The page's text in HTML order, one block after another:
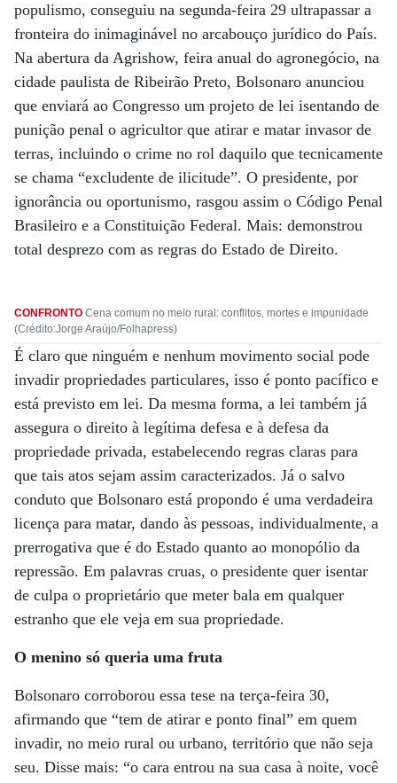
populismo, conseguiu na segunda-feira 29 ultrapassar a
fronteira do inimaginável no arcabouço jurídico do País.
Na abertura da Agrishow, feira anual do agronegócio, na
cidade paulista de Ribeirão Preto, Bolsonaro anunciou
que enviará ao Congresso um projeto de lei isentando de
punição penal o agricultor que atirar e matar invasor de
terras, incluindo o crime no rol daquilo que tecnicamente
se chama “excludente de ilicitude”. O presidente, por
ignorância ou oportunismo, rasgou assim o Código Penal
Brasileiro e a Constituição Federal. Mais: demonstrou
total desprezo com as regras do Estado de Direito.
CONFRONTO Cena comum no meio rural: conflitos, mortes e impunidade
(Crédito:Jorge Araújo/Folhapress)
É claro que ninguém e nenhum movimento social pode
invadir propriedades particulares, isso é ponto pacífico e
está previsto em lei. Da mesma forma, a lei também já
assegura o direito à legítima defesa e à defesa da
propriedade privada, estabelecendo regras claras para
que tais atos sejam assim caracterizados. Já o salvo
conduto que Bolsonaro está propondo é uma verdadeira
licença para matar, dando às pessoas, individualmente, a
prerrogativa que é do Estado quanto ao monopólio da
repressão. Em palavras cruas, o presidente quer isentar
de culpa o proprietário que meter bala em qualquer
estranho que ele veja em sua propriedade.
O menino só queria uma fruta
Bolsonaro corroborou essa tese na terça-feira 30,
afirmando que “tem de atirar e ponto final” em quem
invadir, no meio rural ou urbano, território que não seja
seu. Disse mais: “o cara entrou na sua casa à noite, você